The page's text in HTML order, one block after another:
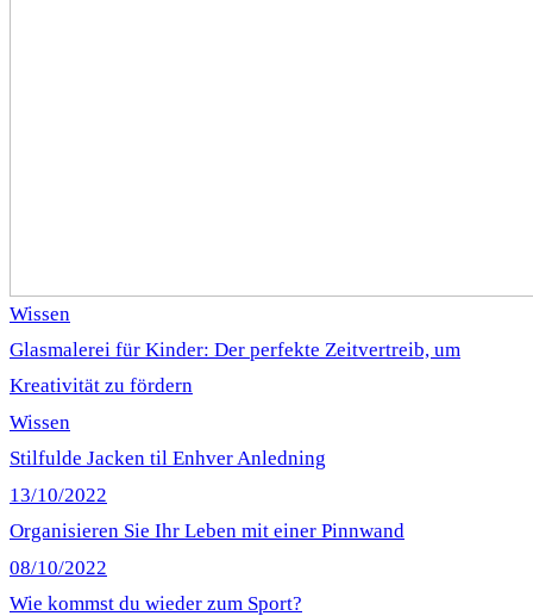
Wissen
Glasmalerei für Kinder: Der perfekte Zeitvertreib, um
Kreativität zu fördern
Wissen
Stilfulde Jacken til Enhver Anledning
13/10/2022
Organisieren Sie Ihr Leben mit einer Pinnwand
08/10/2022
Wie kommst du wieder zum Sport?